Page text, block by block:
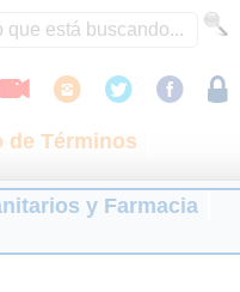
de Términos
y Farmacia